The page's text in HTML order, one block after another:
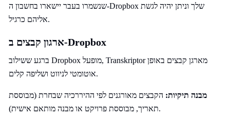
שנשמרו בעבר יישארו בחשבון ה-Dropbox שלך וניתן יהיה לגשת
אליהם כרגיל.
ארגון קבצים ב-Dropbox
ברגע ששילוב Dropbox מופעל, Transkriptor מארגן קבצים באופן
אוטומטי לניווט ושליפה קלים.
מבנה תיקיות: הקבצים מאורגנים לפי ההיררכיה שבחרת (מבוססת
תאריך, מבוססת פרויקט או מבנה מותאם אישית).